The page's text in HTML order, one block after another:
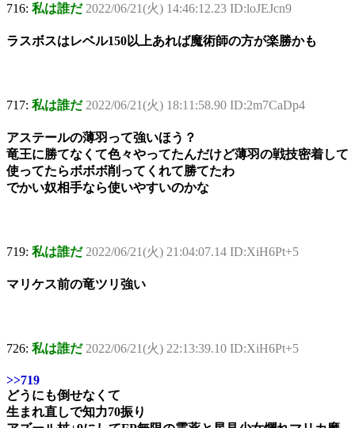
716: 私は誰だ 2022/06/21(火) 14:46:12.23 ID:loJEJcn9
ラスボスはレベル150以上あれば魔術師の方が楽勝かも
717: 私は誰だ 2022/06/21(火) 18:11:58.90 ID:2m7CaDp4
アステールの薄羽って強いほう？
竜王に勝てなくて色々やってたんだけど薄羽の戦技密着して
使ってたらボボボ削ってくれて勝てたわ
でかい奴相手なら使いやすいのかな
719: 私は誰だ 2022/06/21(火) 21:04:07.14 ID:XiH6Pt+5
マリケス前の竜ツリ強い
726: 私は誰だ 2022/06/21(火) 22:13:39.10 ID:XiH6Pt+5
>>719
どうにも倒せなくて
生まれ直しで知力70振り